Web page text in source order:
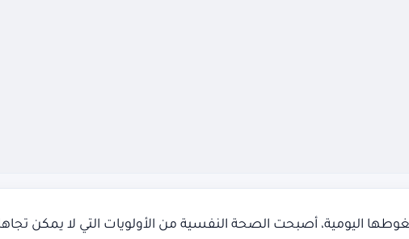
اليومية، أصبحت الصحة النفسية من الأولويات التي لا يمكن